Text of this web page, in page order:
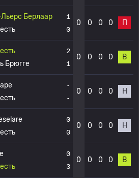
Берлаар
1
0
0 0 0 0 П
Брюгге
2
1
0 0 0 0 В
-
-
0 0 0 0 Н
0
0
0 0 0 0 Н
0
3
0 0 0 0 В